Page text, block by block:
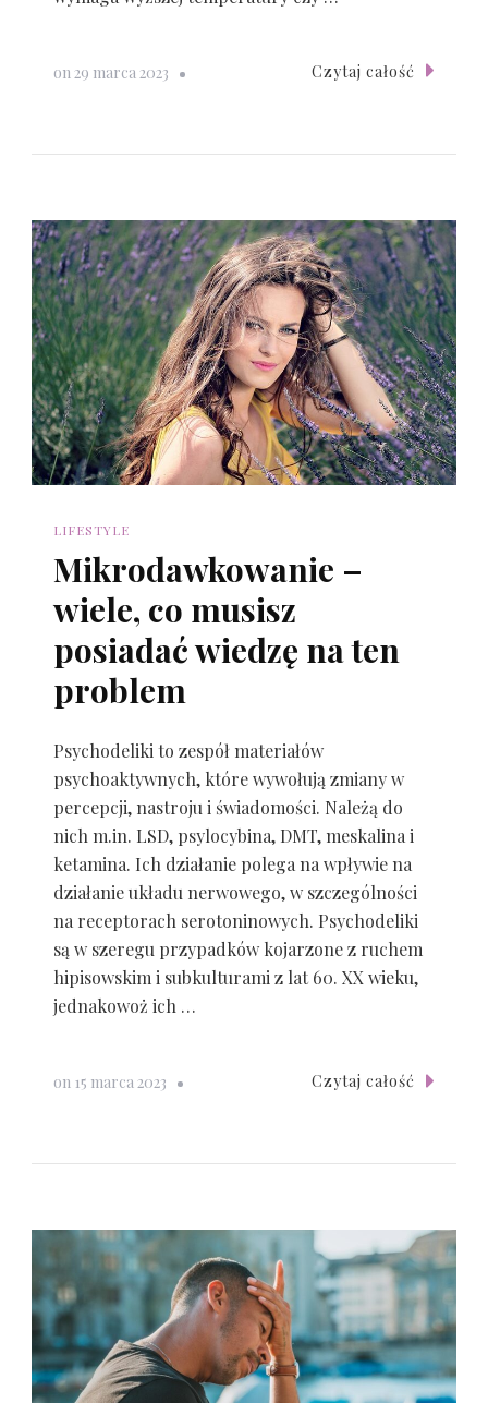
on 29 marca 2023 Czytaj całość
LIFESTYLE
Mikrodawkowanie –
wiele, co musisz
posiadać wiedzę na ten
problem
Psychodeliki to zespół materiałów
psychoaktywnych, które wywołują zmiany w
percepcji, nastroju i świadomości. Należą do
nich m.in. LSD, psylocybina, DMT, meskalina i
ketamina. Ich działanie polega na wpływie na
działanie układu nerwowego, w szczególności
na receptorach serotoninowych. Psychodeliki
są w szeregu przypadków kojarzone z ruchem
hipisowskim i subkulturami z lat 60. XX wieku,
jednakowoż ich …
on 15 marca 2023 Czytaj całość